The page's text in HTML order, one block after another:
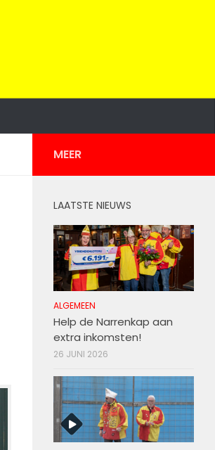
MEER
LAATSTE NIEUWS
ALGEMEEN
Help de Narrenkap aan
extra inkomsten!
26 JUNI 2026